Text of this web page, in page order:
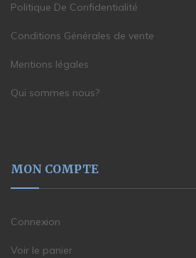
Politique De Confidentialité
Conditions Générales de vente
Mentions légales
Qui sommes nous?
MON COMPTE
Connexion
Voir le panier